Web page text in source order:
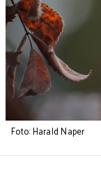
Foto: Harald Naper